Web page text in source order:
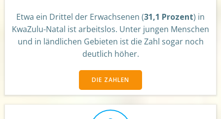
Etwa ein Drittel der Erwachsenen (31,1 Prozent) in
KwaZulu-Natal ist arbeitslos. Unter jungen Menschen
und in ländlichen Gebieten ist die Zahl sogar noch
deutlich höher.
DIE ZAHLEN